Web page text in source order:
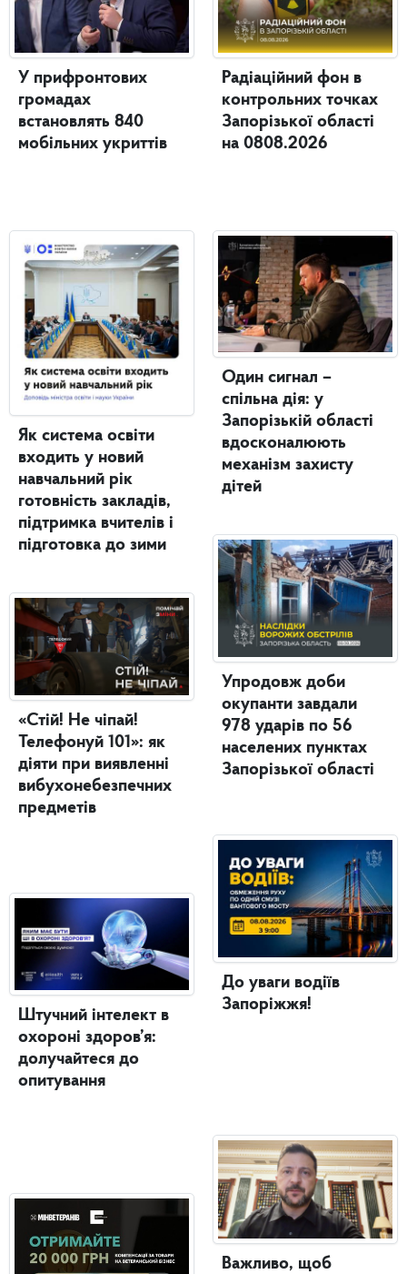
У прифронтових
громадах
встановлять 840
мобільних укриттів
Як система освіти
входить у новий
навчальний рік
готовність закладів,
підтримка вчителів і
підготовка до зими
«Стій! Не чіпай!
Телефонуй 101»: як
діяти при виявленні
вибухонебезпечних
предметів
Штучний інтелект в
охороні здоров’я:
долучайтеся до
опитування
Радіаційний фон в
контрольних точках
Запорізької області
на 0808.2026
Один сигнал –
спільна дія: у
Запорізькій області
вдосконалюють
механізм захисту
дітей
Упродовж доби
окупанти завдали
978 ударів по 56
населених пунктах
Запорізької області
До уваги водіїв
Запоріжжя!
Важливо, щоб